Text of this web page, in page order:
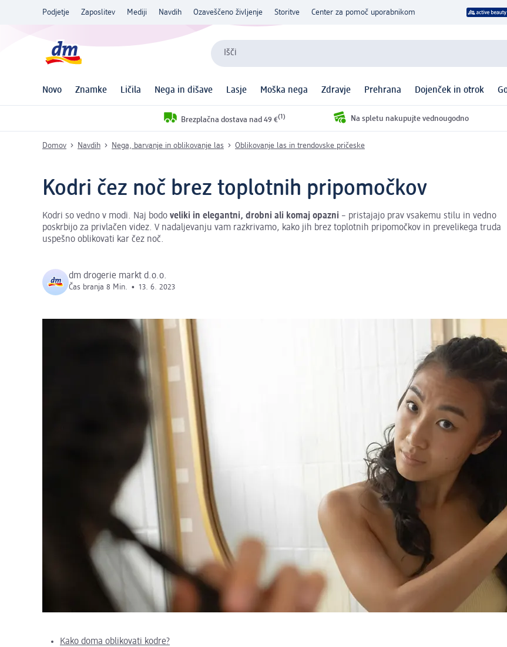
Podjetje Zaposlitev Mediji Navdih Ozaveščeno življenje Storitve Center za pomoč uporabnikom
Išči
Novo Znamke Ličila Nega in dišave Lasje Moška nega Zdravje Prehrana Dojenček in otrok
Brezplačna dostava nad 49 €(1) Na spletu nakupujte vednougodno
Domov Navdih Nega, barvanje in oblikovanje las Oblikovanje las in trendovske pričeske
Kodri čez noč brez toplotnih pripomočkov
Kodri so vedno v modi. Naj bodo veliki in elegantni, drobni ali komaj opazni – pristajajo prav vsakemu stilu in vedno
poskrbijo za privlačen videz. V nadaljevanju vam razkrivamo, kako jih brez toplotnih pripomočkov in prevelikega truda
uspešno oblikovati kar čez noč.
dm drogerie markt d.o.o.
Čas branja 8 Min. • 13. 6. 2023
Kako doma oblikovati kodre?